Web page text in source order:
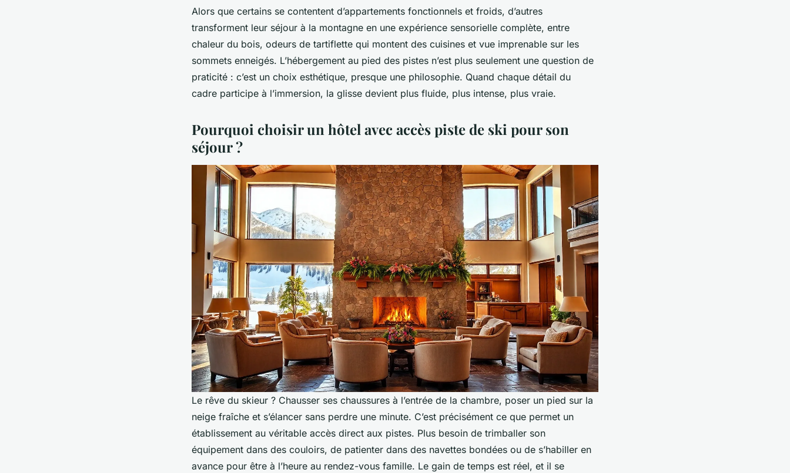
Alors que certains se contentent d’appartements fonctionnels et froids, d’autres
transforment leur séjour à la montagne en une expérience sensorielle complète, entre
chaleur du bois, odeurs de tartiflette qui montent des cuisines et vue imprenable sur les
sommets enneigés. L’hébergement au pied des pistes n’est plus seulement une question de
praticité : c’est un choix esthétique, presque une philosophie. Quand chaque détail du
cadre participe à l’immersion, la glisse devient plus fluide, plus intense, plus vraie.
Pourquoi choisir un hôtel avec accès piste de ski pour son
séjour ?
Le rêve du skieur ? Chausser ses chaussures à l’entrée de la chambre, poser un pied sur la
neige fraîche et s’élancer sans perdre une minute. C’est précisément ce que permet un
établissement au véritable accès direct aux pistes. Plus besoin de trimballer son
équipement dans des couloirs, de patienter dans des navettes bondées ou de s’habiller en
avance pour être à l’heure au rendez-vous famille. Le gain de temps est réel, et il se